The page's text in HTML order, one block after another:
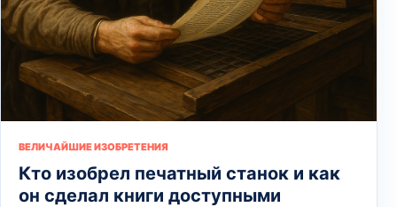
ВЕЛИЧАЙШИЕ ИЗОБРЕТЕНИЯ
Кто изобрел печатный станок и как
он сделал книги доступными